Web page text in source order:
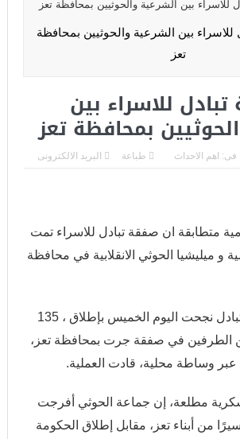
حماية المؤسسة العسكرية في معركة
يوقف التراخيص الممنوحة لعدد من منشآت
حملة أمنية شاملة لملاحقة المطلوبين وتعزيز
في صفوف القوات الحكومية جرى قصف
في مأرب وحضرموت
القضية التي تتأرجح بين الهامش ومركز الصراع
الجماعة لإعادة تقييم علاقتها مع سلطنة عُمان
الأمريكيين قائماً بالأعمال في السفارة لدى
للاسراء بين الشرعية والحوثيين بمحافظة
تعز
تبادل للاسراء بين
بمحافظة تعز
فى: اهم الاحداث طباعة البريد الالكترونى
متطابقة ان صفقة تبادل للاسراء تمت
و ميليشيا الحوثي الانقلابية في محافظة
وذكرت ان عملية تبادل نجحت اليوم الخميس بإطلاق ، 135
الطرفين في صفقة جرت بمحافظة تعز،
عبر وساطة محلية، قادت العملية.
مطلعة، إن جماعة الحوثي أفرجت
وأسيرًا من أبناء تعز، مقابل إطلاق الحكومة